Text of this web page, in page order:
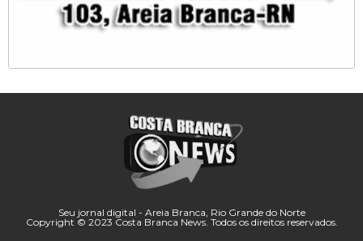
Seu jornal digital - Areia Branca, Rio Grande do Norte
Copyright © 2023 Costa Branca News. Todos os direitos reservados.